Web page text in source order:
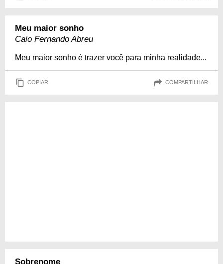
Meu maior sonho
Caio Fernando Abreu
Meu maior sonho é trazer você para minha realidade...
COPIAR COMPARTILHAR
Sobrenome